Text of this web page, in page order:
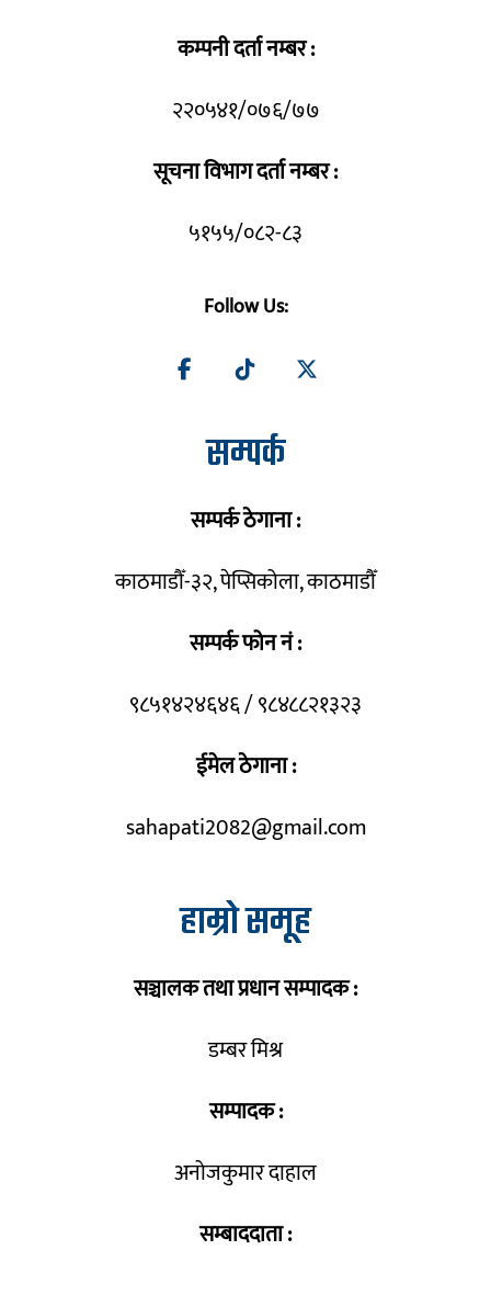
कम्पनी दर्ता नम्बर :
२२०५४१/०७६/७७
सूचना विभाग दर्ता नम्बर :
५१५५/०८२-८३
Follow Us:
सम्पर्क
सम्पर्क ठेगाना :
काठमाडौँ-३२, पेप्सिकोला, काठमाडौँ
सम्पर्क फोन नं :
९८५१४२४६४६ / ९८४८८२१३२३
ईमेल ठेगाना :
sahapati2082@gmail.com
हाम्रो समूह
सञ्चालक तथा प्रधान सम्पादक :
डम्बर मिश्र
सम्पादक :
अनोजकुमार दाहाल
सम्बाददाता :